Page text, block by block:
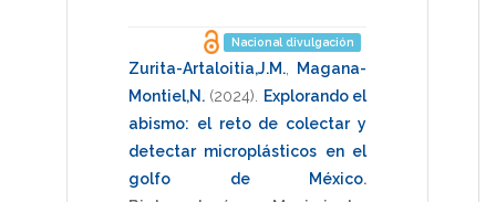
Nacional divulgación
Zurita-Artaloitia,J.M.
Magana-
Montiel,N. (2024)
Explorando el
abismo: el reto de colectar y
detectar microplásticos en el
golfo de México.